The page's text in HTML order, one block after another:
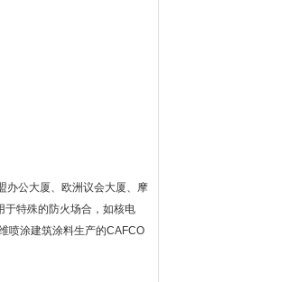
办公大厦、欧洲议会大厦、摩
于特殊的防火场合，如核电
喷涂建筑涂料生产的CAFCO